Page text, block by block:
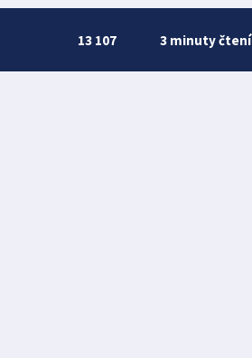
13 107 3 minuty čtení